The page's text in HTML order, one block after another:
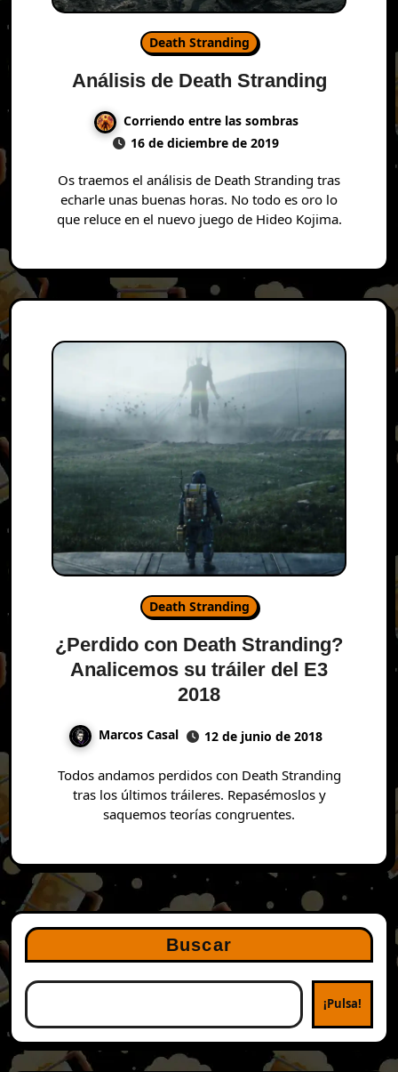
Death Stranding
Análisis de Death Stranding
Corriendo entre las sombras
16 de diciembre de 2019
Os traemos el análisis de Death Stranding tras
echarle unas buenas horas. No todo es oro lo
que reluce en el nuevo juego de Hideo Kojima.
Death Stranding
¿Perdido con Death Stranding?
Analicemos su tráiler del E3
2018
Marcos Casal 12 de junio de 2018
Todos andamos perdidos con Death Stranding
tras los últimos tráileres. Repasémoslos y
saquemos teorías congruentes.
Buscar
¡Pulsa!